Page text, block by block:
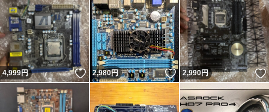
4,999円 いいね！
2,980円 いいね！
2,990円